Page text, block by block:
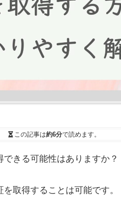
この記事は約6分で読めます。
きる可能性はありますか？
取得することは可能です。